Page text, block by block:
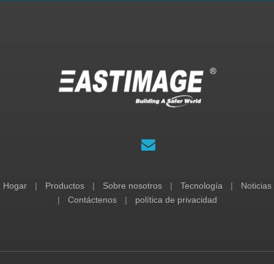
Hogar | Productos | Sobre nosotros | Tecnología |
Noticias
|
Contáctenos | política de privacidad